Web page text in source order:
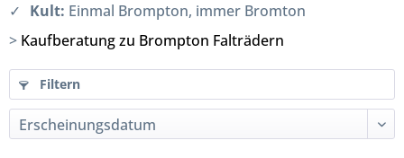
Kult: Einmal Brompton, immer Bromton
> Kaufberatung zu Brompton Falträdern
Filtern